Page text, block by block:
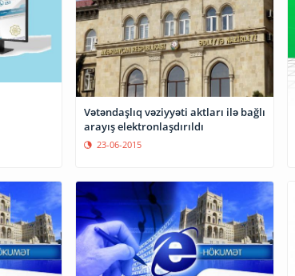
Vətəndaşlıq vəziyyəti aktları ilə bağlı
arayış elektronlaşdırıldı
23-06-2015